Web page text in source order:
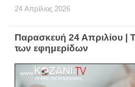
24 Απρίλιος 2026
Παρασκευή 24 Απριλίου |
των εφημερίδων